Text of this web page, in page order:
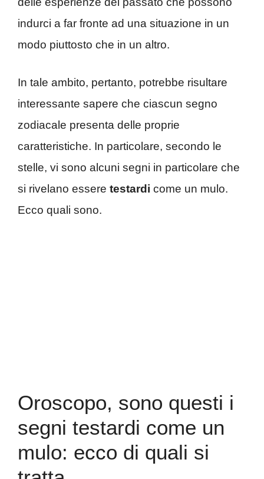
indurci a far fronte ad una situazione in un
modo piuttosto che in un altro.
In tale ambito, pertanto, potrebbe risultare
interessante sapere che ciascun segno
zodiacale presenta delle proprie
caratteristiche. In particolare, secondo le
stelle, vi sono alcuni segni in particolare che
si rivelano essere testardi come un mulo.
Ecco quali sono.
Oroscopo, sono questi i
segni testardi come un
mulo: ecco di quali si